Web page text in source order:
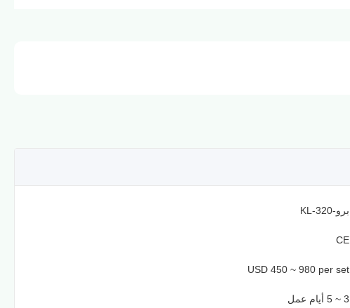
برو-KL-320
CE
USD 450 ~ 980 per set
3 ~ 5 أيام عمل